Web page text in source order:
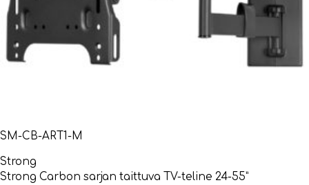
SM-CB-ART1-M
Strong
Strong Carbon sarjan taittuva TV-teline 24-55”